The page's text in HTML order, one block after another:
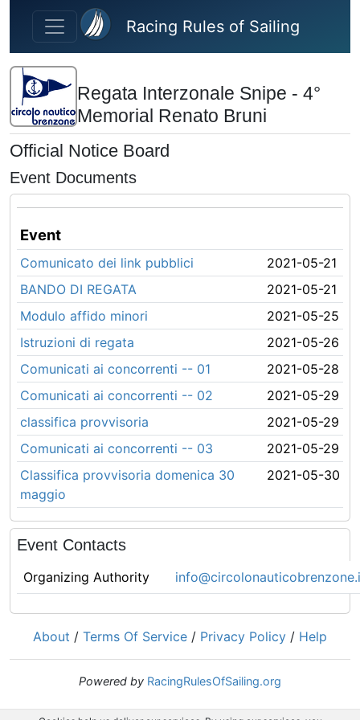
Skip to main content
Racing Rules of Sailing
Regata Interzonale Snipe - 4°
Memorial Renato Bruni
Official Notice Board
Event Documents
Event
Comunicato dei link pubblici
2021-05-21
BANDO DI REGATA
2021-05-21
Modulo affido minori
2021-05-25
Istruzioni di regata
2021-05-26
Comunicati ai concorrenti -- 01
2021-05-28
Comunicati ai concorrenti -- 02
2021-05-29
classifica provvisoria
2021-05-29
Comunicati ai concorrenti -- 03
2021-05-29
Classifica provvisoria domenica 30
maggio
2021-05-30
Event Contacts
Organizing Authority
About / Terms Of Service / Privacy Policy / Help
Powered by RacingRulesOfSailing.org